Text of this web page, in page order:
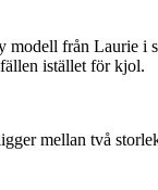
modell från Laurie
istället för kjol.
mellan två